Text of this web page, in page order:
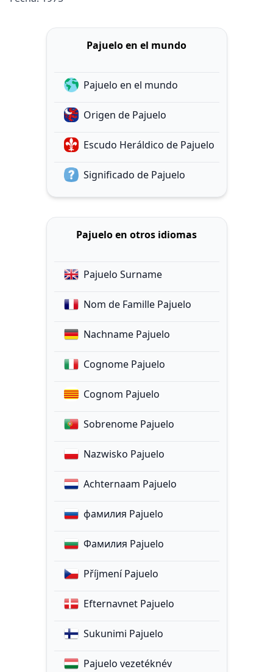
Pajuelo en el mundo
Pajuelo en el mundo
Origen de Pajuelo
Escudo Heráldico de Pajuelo
Significado de Pajuelo
Pajuelo en otros idiomas
Pajuelo Surname
Nom de Famille Pajuelo
Nachname Pajuelo
Cognome Pajuelo
Cognom Pajuelo
Sobrenome Pajuelo
Nazwisko Pajuelo
Achternaam Pajuelo
фамилия Pajuelo
Фамилия Pajuelo
Příjmení Pajuelo
Efternavnet Pajuelo
Sukunimi Pajuelo
Pajuelo vezetéknév